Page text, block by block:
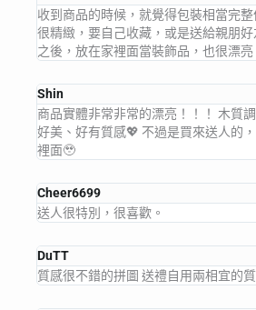
收到商品的時候，就覺得包裝相當完
很精緻，要自己收藏，或是送給親朋
之後，放在家裡面當裝飾品，也很漂亮
Shin
商品實體非常非常的漂亮！！！ 木質
好美、好有質感💖 不過是買來送人的
裡面🥹
Cheer6699
送人很特別，很喜歡。
DuTT
質感很不錯的拼圖 送禮自用兩相宜的